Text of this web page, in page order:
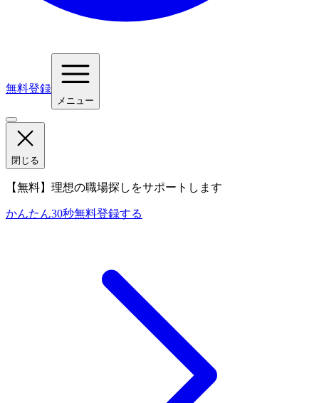
無料登録
メニュー
閉じる
【無料】理想の職場探しをサポートします
かんたん30秒無料登録する